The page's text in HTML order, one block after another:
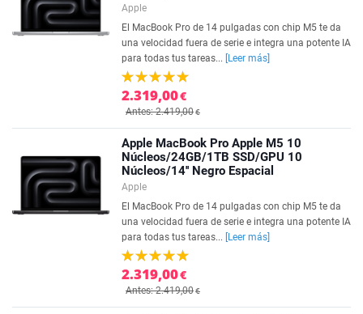
Apple
El MacBook Pro de 14 pulgadas con chip M5 te da
una velocidad fuera de serie e integra una potente IA
para todas tus tareas...
[Leer más]
2.319,00€
Antes: 2.419,00€
Apple MacBook Pro Apple M5 10
Núcleos/24GB/1TB SSD/GPU 10
Núcleos/14'' Negro Espacial
Apple
El MacBook Pro de 14 pulgadas con chip M5 te da
una velocidad fuera de serie e integra una potente IA
para todas tus tareas...
[Leer más]
2.319,00€
Antes: 2.419,00€